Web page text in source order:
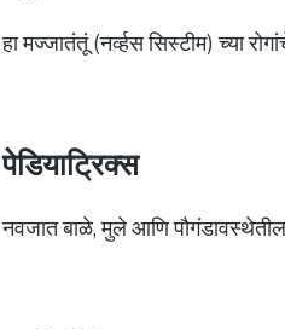
हा मज्जातंतूं (नर्व्हस सिस्टीम) च्या
पेडियाट्रिक्स
नवजात बाळे, मुले आणि पौगंडावस्थेतील